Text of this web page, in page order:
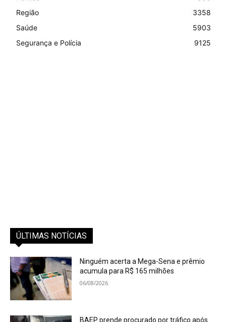
Região
3358
Saúde
5903
Segurança e Polícia
9125
ÚLTIMAS NOTÍCIAS
Ninguém acerta a Mega-Sena e prêmio
acumula para R$ 165 milhões
06/08/2026
BAEP prende procurado por tráfico após